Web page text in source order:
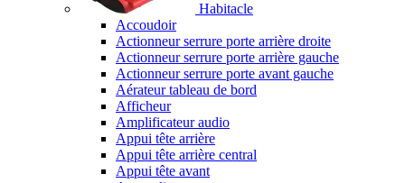
Habitacle
Accoudoir
Actionneur serrure porte arrière droite
Actionneur serrure porte arrière gauche
Actionneur serrure porte avant gauche
Aérateur tableau de bord
Afficheur
Amplificateur audio
Appui tête arrière
Appui tête arrière central
Appui tête avant